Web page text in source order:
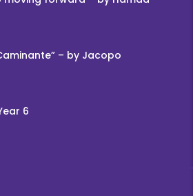
– by Jacopo
6